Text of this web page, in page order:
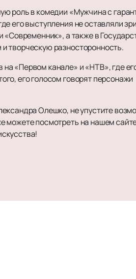
роль в комедии «Мужчина с
его выступления не оставляли
«Современник», а также в
творческую разносторонность.
«Первом канале» и «НТВ», где
его голосом говорят персонажи
Олешко, не упустите
можете посмотреть на нашем